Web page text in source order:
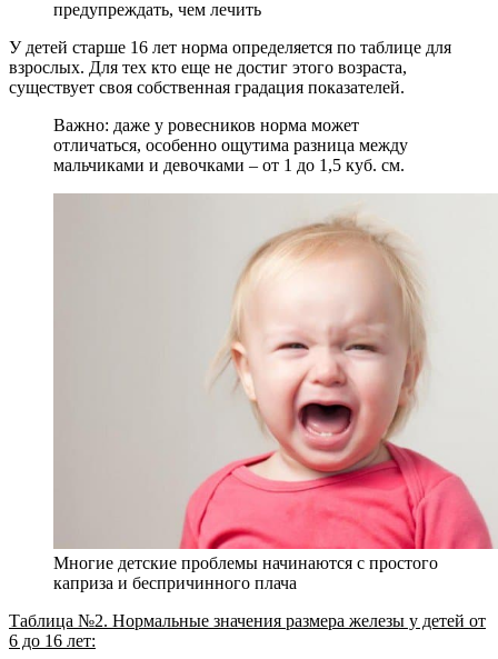
предупреждать, чем лечить
У детей старше 16 лет норма определяется по таблице для
взрослых. Для тех кто еще не достиг этого возраста,
существует своя собственная градация показателей.
Важно: даже у ровесников норма может
отличаться, особенно ощутима разница между
мальчиками и девочками – от 1 до 1,5 куб. см.
Многие детские проблемы начинаются с простого
каприза и беспричинного плача
Таблица №2. Нормальные значения размера железы у детей от
6 до 16 лет: